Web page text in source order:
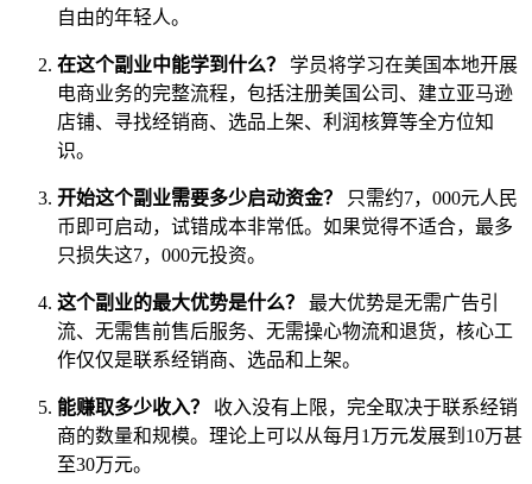
自由的年轻人。
在这个副业中能学到什么？
学员将学习在美国本地开展
电商业务的完整流程，包括注册美国公司、建立亚马逊
店铺、寻找经销商、选品上架、利润核算等全方位知
识。
开始这个副业需要多少启动资金？
只需约7，000元人民
币即可启动，试错成本非常低。如果觉得不适合，最多
只损失这7，000元投资。
这个副业的最大优势是什么？
最大优势是无需广告引
流、无需售前售后服务、无需操心物流和退货，核心工
作仅仅是联系经销商、选品和上架。
能赚取多少收入？
收入没有上限，完全取决于联系经销
商的数量和规模。理论上可以从每月1万元发展到10万甚
至30万元。